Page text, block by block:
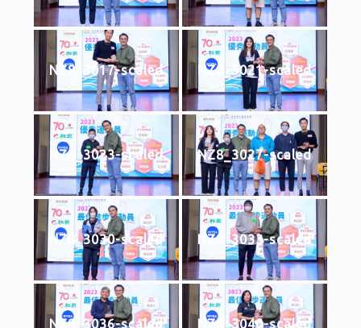
NZ8_3017-scaled NZ8_3021-scaled
NZ8_3023-scaled NZ8_3027-scaled
NZ8_3030-scaled NZ8_3033-scaled
NZ8_3036-scaled NZ8_3040-scaled